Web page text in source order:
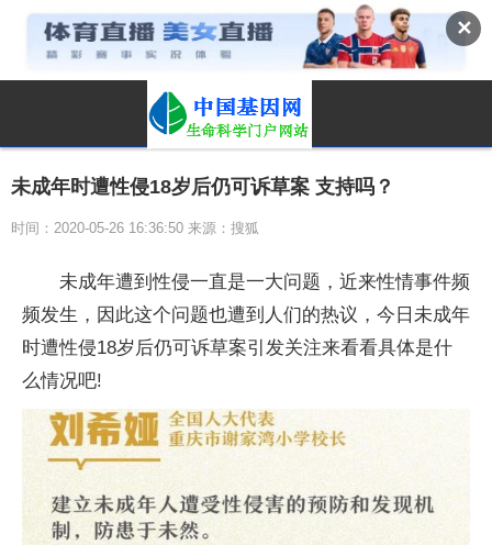
✕
未成年时遭性侵18岁后仍可诉草案 支持吗？
时间：2020-05-26 16:36:50 来源：搜狐
未成年遭到性侵一直是一大问题，近来性情事件频
频发生，因此这个问题也遭到人们的热议，今日未成年
时遭性侵18岁后仍可诉草案引发关注来看看具体是什
么情况吧!